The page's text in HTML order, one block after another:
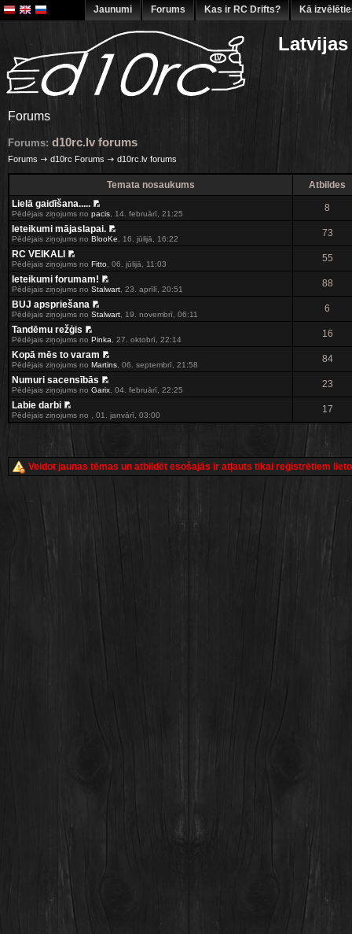
Jaunumi Forums Kas ir RC Drifts? Kā
Forums
Forums: d10rc.lv forums
Forums d10rc Forums d10rc.lv forums
Temata nosaukums
Atbildes
Lielā gaidīšana.....
Pēdējais ziņojums no pacis 14. februārī, 21:25
8
Ieteikumi mājaslapai.
Pēdējais ziņojums no BlooKe 16. jūlijā, 16:22
73
RC VEIKALI
Pēdējais ziņojums no Fitto 06. jūlijā, 11:03
55
Ieteikumi forumam!
Pēdējais ziņojums no Stalwart 23. aprīlī, 20:51
88
BUJ apspriešana
Pēdējais ziņojums no Stalwart 19. novembrī, 06:11
6
Tandēmu režģis
Pēdējais ziņojums no Pinka 27. oktobrī, 22:14
16
Kopā mēs to varam
Pēdējais ziņojums no Martins 06. septembrī, 21:58
84
Numuri sacensībās
Pēdējais ziņojums no Garix 04. februārī, 22:25
23
Labie darbi
Pēdējais ziņojums no 01. janvārī, 03:00
17
Veidot jaunas tēmas un atbildēt esošajās ir atļauts tikai reģistrētiem